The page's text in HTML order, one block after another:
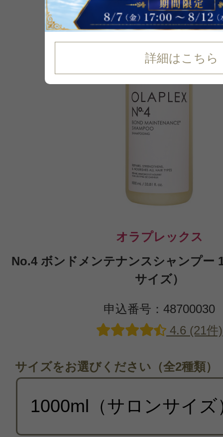
詳細はこちら
オラプレックス
No.4 ボンドメンテナンスシャンプー
サイズ）
申込番号：48700030
4.6 (21件)
サイズをお選びください（全2種類）